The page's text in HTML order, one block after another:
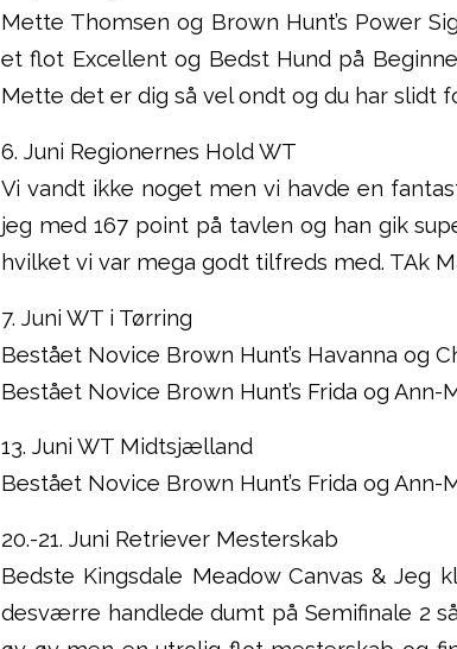
Mette Thomsen og Brown Hunt’s Power
et flot Excellent og Bedst Hund på
Mette det er dig så vel ondt og du har slidt
6. Juni Regionernes Hold WT
Vi vandt ikke noget men vi havde en
jeg med 167 point på tavlen og han gik
hvilket vi var mega godt tilfreds med. TAk
7. Juni WT i Tørring
Bestået Novice Brown Hunt’s Havanna og
Bestået Novice Brown Hunt’s Frida og Ann-
13. Juni WT Midtsjælland
Bestået Novice Brown Hunt’s Frida og Ann-
20.-21. Juni Retriever Mesterskab
Bedste Kingsdale Meadow Canvas & Jeg
desværre handlede dumt på Semifinale 2